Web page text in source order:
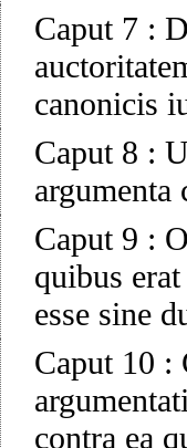
Caput 7 :
canonicis
Caput 8 :
argumenta
Caput 9 :
quibus
esse sine
Caput 10 :
contra ea